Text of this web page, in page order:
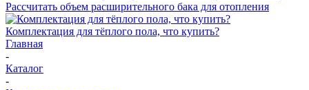
Рассчитать объем расширительного бака для отопления
Комплектация для тёплого пола, что купить?
Главная
-
Каталог
-